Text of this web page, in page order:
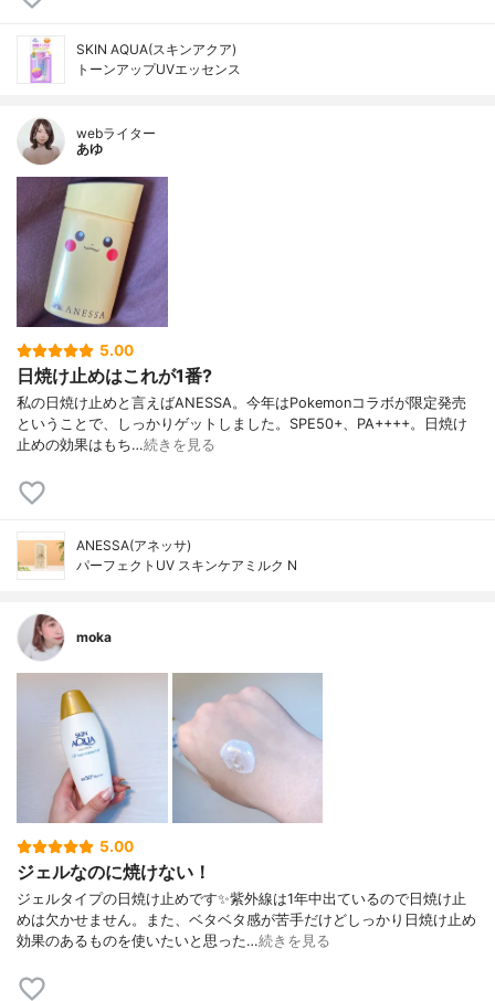
SKIN AQUA(スキンアクア)
トーンアップUVエッセンス
webライター
あゆ
5.00
日焼け止めはこれが1番?
私の日焼け止めと言えばANESSA。今年はPokemonコラボが限定発売
ということで、しっかりゲットしました。SPE50+、PA++++。日焼け
止めの効果はもち…続きを見る
ANESSA(アネッサ)
パーフェクトUV スキンケアミルク N
moka
5.00
ジェルなのに焼けない！
ジェルタイプの日焼け止めです✨紫外線は1年中出ているので日焼け止
めは欠かせません。また、ベタベタ感が苦手だけどしっかり日焼け止め
効果のあるものを使いたいと思った…続きを見る